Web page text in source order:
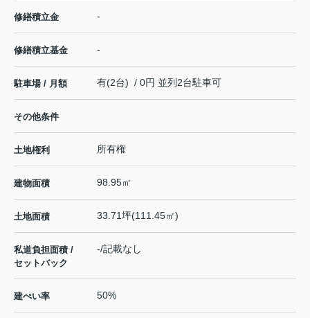
修繕積立金 -
修繕積立基金 -
駐車場 / 月額 有(2台) / 0円 並列2台駐車可
その他条件
土地権利 所有権
建物面積 98.95㎡
土地面積 33.71坪(111.45㎡)
私道負担面積 /
セットバック
-/記載なし
建ぺい率 50%